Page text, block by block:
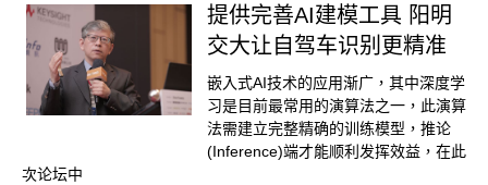
提供完善AI建模工具 阳明
交大让自驾车识别更精准
嵌入式AI技术的应用渐广，其中深度学
习是目前最常用的演算法之一，此演算
法需建立完整精确的训练模型，推论
(Inference)端才能顺利发挥效益，在此
次论坛中